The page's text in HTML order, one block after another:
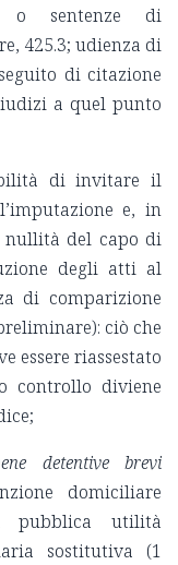
o sentenze di
425.3; udienza di
di citazione
a quel punto
di invitare il
e, in
nullità del capo di
degli atti al
di comparizione
ciò che
essere riassestato
controllo diviene
detentive brevi
domiciliare
pubblica utilità
sostitutiva (1